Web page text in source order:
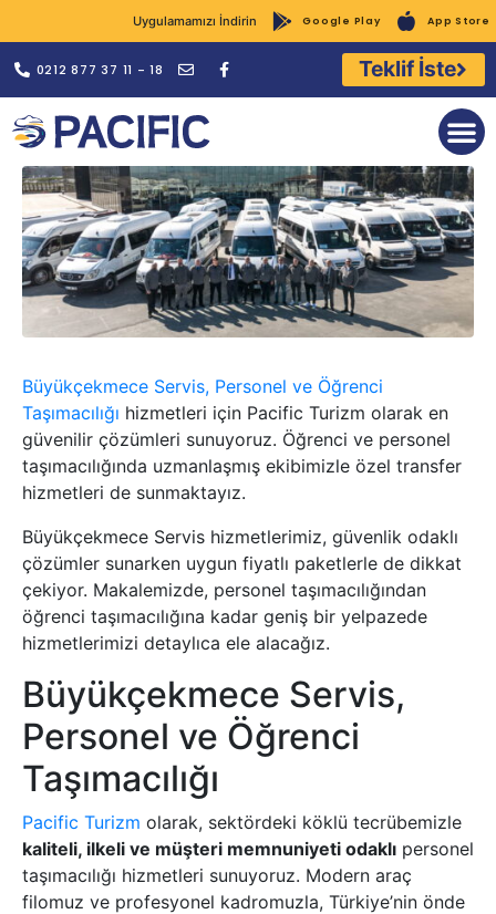
Uygulamamızı İndirin Google Play App Store
0212 877 37 11 - 18 Teklif İste
Büyükçekmece Servis, Personel ve Öğrenci
Taşımacılığı hizmetleri için Pacific Turizm olarak en
güvenilir çözümleri sunuyoruz. Öğrenci ve personel
taşımacılığında uzmanlaşmış ekibimizle özel transfer
hizmetleri de sunmaktayız.
Büyükçekmece Servis hizmetlerimiz, güvenlik odaklı
çözümler sunarken uygun fiyatlı paketlerle de dikkat
çekiyor. Makalemizde, personel taşımacılığından
öğrenci taşımacılığına kadar geniş bir yelpazede
hizmetlerimizi detaylıca ele alacağız.
Büyükçekmece Servis,
Personel ve Öğrenci
Taşımacılığı
Pacific Turizm olarak, sektördeki köklü tecrübemizle
kaliteli, ilkeli ve müşteri memnuniyeti odaklı personel
taşımacılığı hizmetleri sunuyoruz. Modern araç
filomuz ve profesyonel kadromuzla, Türkiye’nin önde